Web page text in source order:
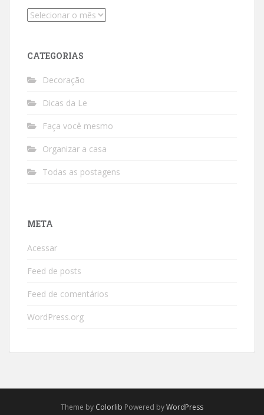
Arquivos
CATEGORIAS
Decoração
Dicas da Le
Faça você mesmo
Organizar a casa
Todas as postagens
META
Acessar
Feed de posts
Feed de comentários
WordPress.org
Theme by Colorlib Powered byWordPress